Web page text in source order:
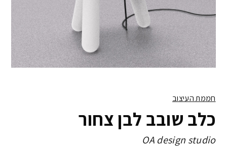
חממת העיצוב
כלב שובב לבן צחור
OA design studio